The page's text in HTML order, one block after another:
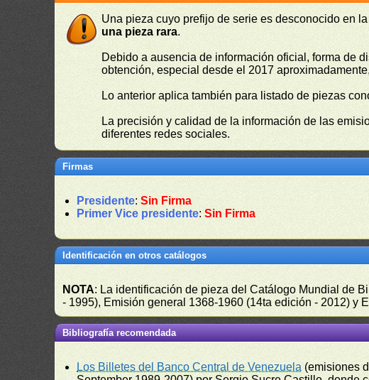
Una pieza cuyo prefijo de serie es desconocido en
una pieza rara.
Debido a ausencia de información oficial, forma de
obtención, especial desde el 2017
Lo anterior aplica también para listado de piezas
La precisión y calidad de la información de las
diferentes redes sociales.
Firmas
Presidente:Sin Firma
Primer Vice presidente:Sin Firma
Identificación en otros catálogos
NOTA: La identificación de pieza del Catálogo Mundial de
- 1995), Emisión general 1368-1960 (14ta edición - 2012) y
Bibliografía recomendada
Los Billetes del Banco Central de Venezuela (emisiones